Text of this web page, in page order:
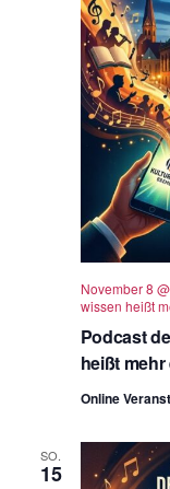
Podcast
heißt mehr
November 8
wissen heißt
Online
SO.
15